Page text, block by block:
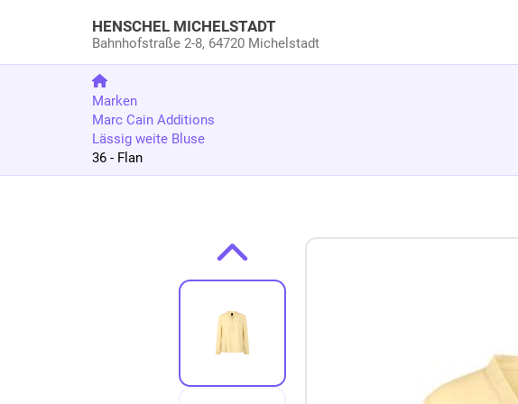
HENSCHEL MICHELSTADT
Bahnhofstraße 2-8, 64720 Michelstadt
Marken
Marc Cain Additions
Lässig weite Bluse
36 - Flan
Zur Produktbeschreibung springen